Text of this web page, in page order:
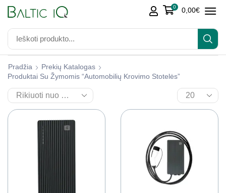
0 0,00€
Pradžia
Prekių Katalogas
Produktai Su Žymomis “Automobilių Krovimo Stotelės”